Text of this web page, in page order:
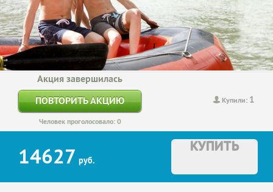
Купили: 1
Акция завершилась
ПОВТОРИТЬ АКЦИЮ
Человек проголосовало: 0
14627 руб.
КУПИТЬ